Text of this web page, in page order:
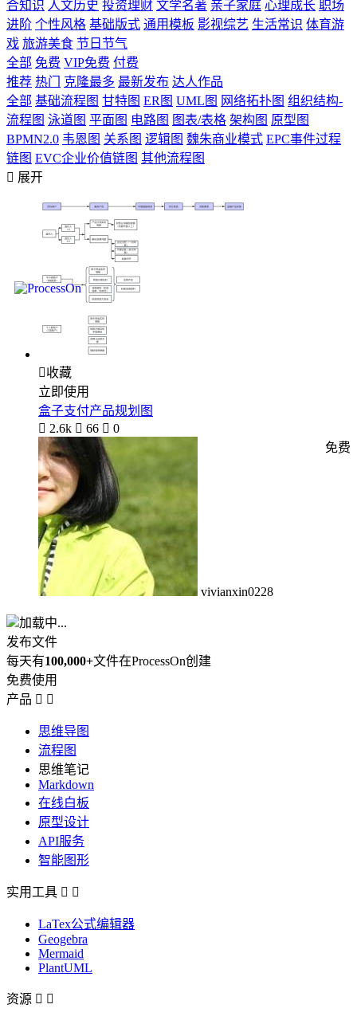
合知识 人文历史 投资理财 文学名著 亲子家庭 心理成长 职场
进阶 个性风格 基础版式 通用模板 影视综艺 生活常识 体育游
戏 旅游美食 节日节气
全部 免费 VIP免费 付费
推荐 热门 克隆最多 最新发布 达人作品
全部 基础流程图 甘特图 ER图 UML图 网络拓扑图 组织结构-
流程图 泳道图 平面图 电路图 图表/表格 架构图 原型图
BPMN2.0 韦恩图 关系图 逻辑图 魏朱商业模式 EPC事件过程
链图 EVC企业价值链图 其他流程图
 展开
收藏
立即使用
盒子支付产品规划图
 2.6k  66  0
vivianxin0228
免费
加载中...
发布文件
每天有100,000+文件在ProcessOn创建
免费使用
产品  
思维导图
流程图
思维笔记
Markdown
在线白板
原型设计
API服务
智能图形
实用工具  
LaTex公式编辑器
Geogebra
Mermaid
PlantUML
资源  